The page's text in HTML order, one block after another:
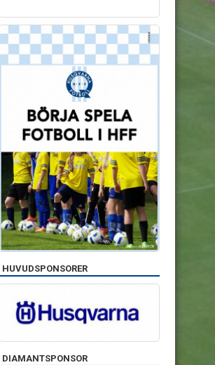
HUVUDSPONSORER
DIAMANTSPONSOR